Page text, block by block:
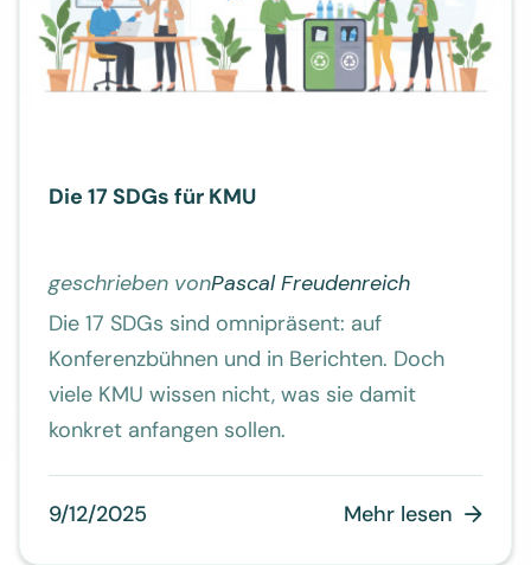
Die 17 SDGs für KMU
geschrieben vonPascal Freudenreich
Die 17 SDGs sind omnipräsent: auf
Konferenzbühnen und in Berichten. Doch
viele KMU wissen nicht, was sie damit
konkret anfangen sollen.
9/12/2025 Mehr lesen 